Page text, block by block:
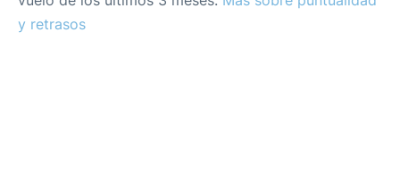
y retrasos